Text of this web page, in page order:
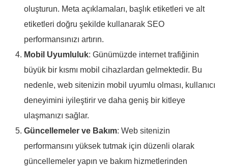
oluşturun. Meta açıklamaları, başlık etiketleri ve alt
etiketleri doğru şekilde kullanarak SEO
performansınızı artırın.
Mobil Uyumluluk: Günümüzde internet trafiğinin
büyük bir kısmı mobil cihazlardan gelmektedir. Bu
nedenle, web sitenizin mobil uyumlu olması, kullanıcı
deneyimini iyileştirir ve daha geniş bir kitleye
ulaşmanızı sağlar.
Güncellemeler ve Bakım: Web sitenizin
performansını yüksek tutmak için düzenli olarak
güncellemeler yapın ve bakım hizmetlerinden